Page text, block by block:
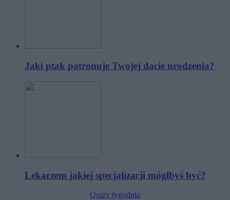
Jaki ptak patronuje Twojej dacie urodzenia?
Lekarzem jakiej specjalizacji mógłbyś być?
Quizy tygodnia